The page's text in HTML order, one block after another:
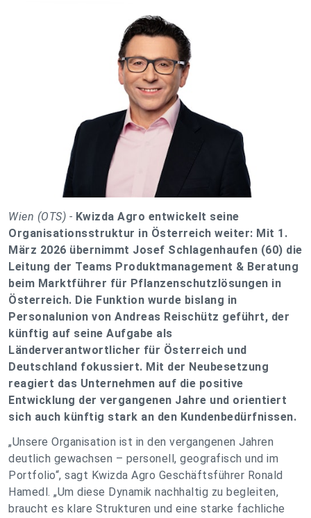
Wien (OTS) - Kwizda Agro entwickelt seine
Organisationsstruktur in Österreich weiter: Mit 1.
März 2026 übernimmt Josef Schlagenhaufen (60) die
Leitung der Teams Produktmanagement & Beratung
beim Marktführer für Pflanzenschutzlösungen in
Österreich. Die Funktion wurde bislang in
Personalunion von Andreas Reischütz geführt, der
künftig auf seine Aufgabe als
Länderverantwortlicher für Österreich und
Deutschland fokussiert. Mit der Neubesetzung
reagiert das Unternehmen auf die positive
Entwicklung der vergangenen Jahre und orientiert
sich auch künftig stark an den Kundenbedürfnissen.
„Unsere Organisation ist in den vergangenen Jahren
deutlich gewachsen – personell, geografisch und im
Portfolio“, sagt Kwizda Agro Geschäftsführer Ronald
Hamedl. „Um diese Dynamik nachhaltig zu begleiten,
braucht es klare Strukturen und eine starke fachliche